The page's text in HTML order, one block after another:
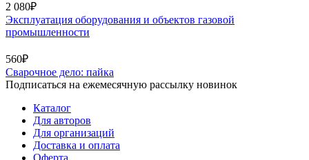
2 080₽
Эксплуатация оборудования и объектов газовой
промышленности
560₽
Сварочное дело: пайка
Подписаться на ежемесячную рассылку новинок
Каталог
Для авторов
Для организаций
Доставка и оплата